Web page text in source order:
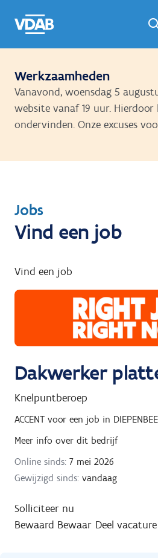
naar
d
een
een
job
mij?
naar
Werkzaamheden
Vanavond, woensdag 5
website vanaf 19 uur.
ondervinden. Onze excuses
T
e
u
g
a
r
Jobs
Vind een job
Vind een job
Dakwerker
Knelpuntberoep
ACCENT voor een job in
Meer info over dit bedrijf
Online sinds: 7 mei 2026
Gewijzigd sinds: vandaag
Solliciteer nu
Bewaard Bewaar Deel